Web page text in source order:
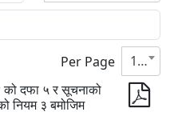
Per Page
10
दफा ५ र सूचनाको
नियम ३ बमोजिम